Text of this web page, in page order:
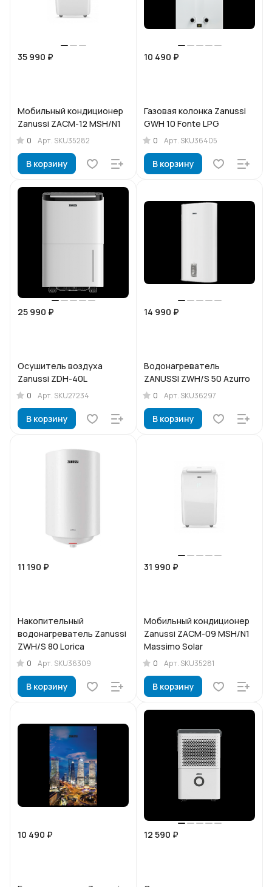
35 990 ₽
Мобильный кондиционер
Zanussi ZACM-12 MSH/N1
0 Арт. SKU35282
В корзину
10 490 ₽
Газовая колонка Zanussi
GWH 10 Fonte LPG
0 Арт. SKU36405
В корзину
25 990 ₽
Осушитель воздуха
Zanussi ZDH-40L
0 Арт. SKU27234
В корзину
14 990 ₽
Водонагреватель
ZANUSSI ZWH/S 50 Azurro
0 Арт. SKU36297
В корзину
11 190 ₽
Накопительный
водонагреватель Zanussi
ZWH/S 80 Lorica
0 Арт. SKU36309
В корзину
31 990 ₽
Мобильный кондиционер
Zanussi ZACM-09 MSH/N1
Massimo Solar
0 Арт. SKU35281
В корзину
10 490 ₽ 12 590 ₽